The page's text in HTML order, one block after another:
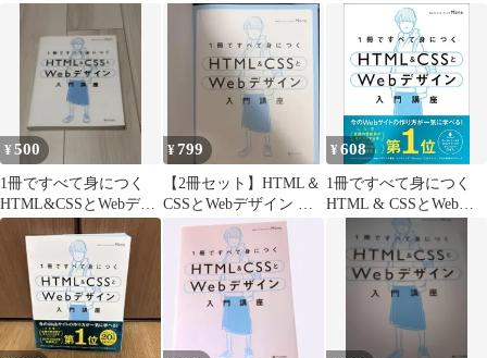
イン入門講座
ザイン入門講座[第2版]
¥500
1冊ですべて身につく
HTML&CSSとWebデザ
イン入門講座 Mana
¥799
【2冊セット】HTML＆
CSSとWebデザイン 入
門講座 / 実践講座
¥608
1冊ですべて身につく
HTML & CSSとWebデ
ザイン入門講座